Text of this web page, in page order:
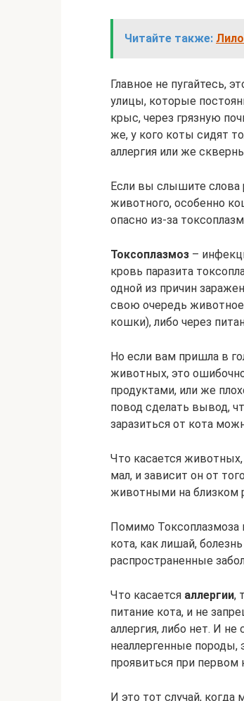
Читайте также:
Главное не пугайтесь,
улицы, которые
крыс, через грязную
же, у кого коты сидят
аллергия или же
Если вы слышите слова
животного, особенно
опасно из-за
Токсоплазмоз –
кровь паразита
одной из причин
свою очередь животное
кошки), либо через
Но если вам пришла в
животных, это
продуктами, или же
повод сделать вывод,
заразиться от кота
Что касается
мал, и зависит он от
животными на близком
Помимо Токсоплазмоза
кота, как лишай,
распространенные
Что касается аллергии,
питание кота, и не
аллергия, либо нет. И
неаллергенные породы,
проявиться при первом
И это тот случай,